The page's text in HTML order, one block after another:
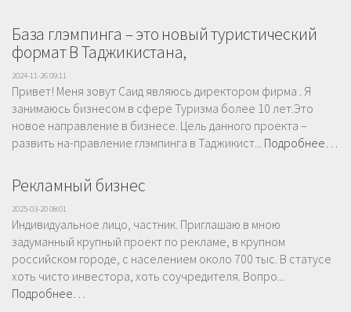
База глэмпинга – это новый туристический
формат В Таджикистана,
2024-11-26 09:11
Привет! Меня зовут Саид являюсь директором фирма . Я
занимаюсь бизнесом в сфере Туризма более 10 лет.Это
новое направление в бизнесе. Цель данного проекта –
развить на-правление глэмпинга в Таджикист... Подробнее…
Рекламный бизнес
2025-03-20 08:01
Индивидуальное лицо, частник. Приглашаю в мною
задуманный крупный проект по рекламе, в крупном
российском городе, с населением около 700 тыс. В статусе
хоть чисто инвестора, хоть соучредителя. Вопро...
Подробнее…